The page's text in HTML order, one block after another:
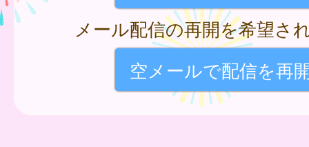
メール配信の再開を希望さ
空メールで配信を再